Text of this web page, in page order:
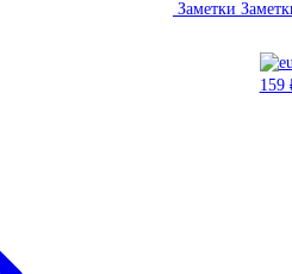
Заметки